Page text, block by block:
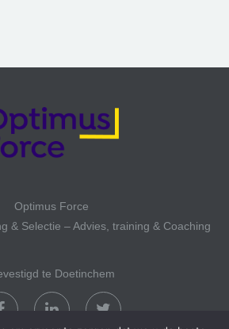
Optimus Force
& Selectie – Advies, training & Coaching
te Doetinchem